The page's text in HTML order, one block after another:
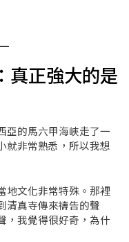
真正強大的是
亞的馬六甲海峽走了一
就非常熟悉，所以我想
地文化非常特殊。那裡
清真寺傳來禱告的聲
，我覺得很好奇，為什